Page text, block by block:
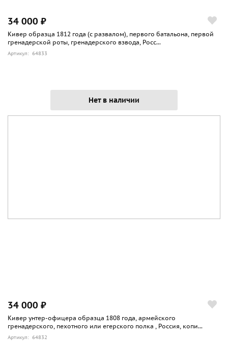
34 000 ₽
Кивер образца 1812 года (с развалом), первого батальона, первой
гренадерской роты, гренадерского взвода, Росс...
Артикул: 64833
Нет в наличии
34 000 ₽
Кивер унтер-офицера образца 1808 года, армейского
гренадерского, пехотного или егерского полка , Россия, копи...
Артикул: 64832